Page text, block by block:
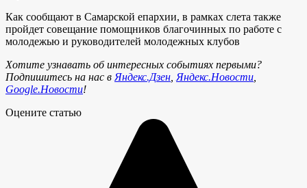
Как сообщают в Самарской епархии, в рамках слета также
пройдет совещание помощников благочинных по работе с
молодежью и руководителей молодежных клубов
Хотите узнавать об интересных событиях первыми?
Подпишитесь на нас в Яндекс.Дзен Яндекс.Новости
Google.Новости!
Оцените статью